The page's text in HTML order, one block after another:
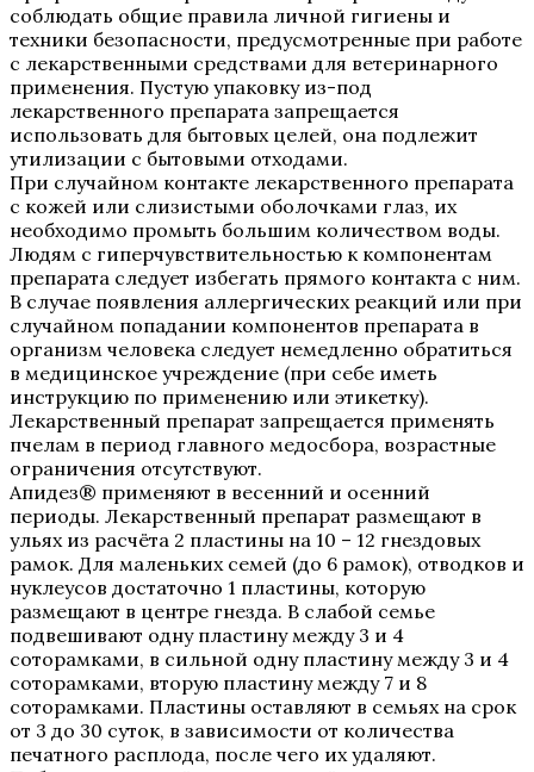
соблюдать общие правила личной гигиены и
техники безопасности, предусмотренные при работе
с лекарственными средствами для ветеринарного
применения. Пустую упаковку из-под
лекарственного препарата запрещается
использовать для бытовых целей, она подлежит
утилизации с бытовыми отходами.
При случайном контакте лекарственного препарата
с кожей или слизистыми оболочками глаз, их
необходимо промыть большим количеством воды.
Людям с гиперчувствительностью к компонентам
препарата следует избегать прямого контакта с ним.
В случае появления аллергических реакций или при
случайном попадании компонентов препарата в
организм человека следует немедленно обратиться
в медицинское учреждение (при себе иметь
инструкцию по применению или этикетку).
Лекарственный препарат запрещается применять
пчелам в период главного медосбора, возрастные
ограничения отсутствуют.
Апидез® применяют в весенний и осенний
периоды. Лекарственный препарат размещают в
ульях из расчёта 2 пластины на 10 – 12 гнездовых
рамок. Для маленьких семей (до 6 рамок), отводков и
нуклеусов достаточно 1 пластины, которую
размещают в центре гнезда. В слабой семье
подвешивают одну пластину между 3 и 4
соторамками, в сильной одну пластину между 3 и 4
соторамками, вторую пластину между 7 и 8
соторамками. Пластины оставляют в семьях на срок
от 3 до 30 суток, в зависимости от количества
печатного расплода, после чего их удаляют.